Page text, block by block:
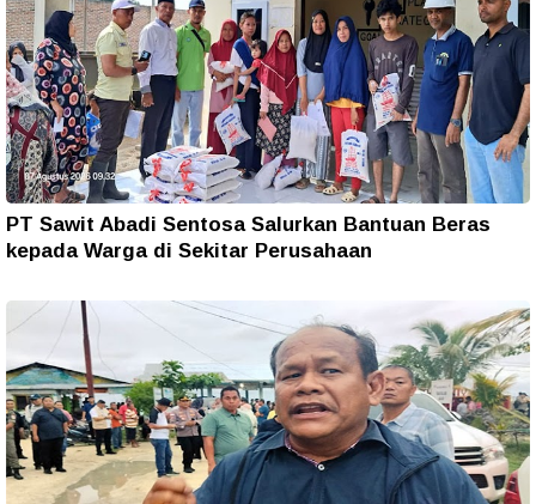
PT Sawit Abadi Sentosa Salurkan Bantuan Beras
kepada Warga di Sekitar Perusahaan